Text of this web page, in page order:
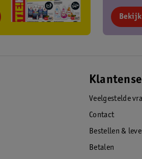
Veelgestelde
Contact
Bestellen &
Betalen